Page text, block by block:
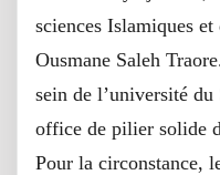
sciences Islamiques
Ousmane Saleh
sein de l’université
office de pilier solide
Pour la circonstance,